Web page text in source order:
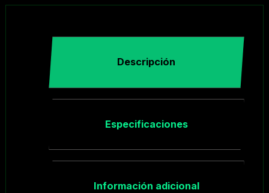
Descripción
Especificaciones
Información adicional